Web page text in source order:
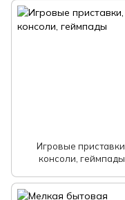
Игровые приставки,
консоли, геймпады